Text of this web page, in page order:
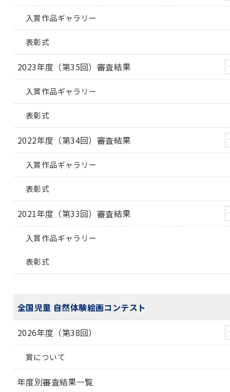
入賞作品ギャラリー
表彰式
2023年度（第35回）審査結果
入賞作品ギャラリー
表彰式
2022年度（第34回）審査結果
入賞作品ギャラリー
表彰式
2021年度（第33回）審査結果
入賞作品ギャラリー
表彰式
全国児童 自然体験絵画コンテスト
2026年度（第38回）
賞について
年度別審査結果一覧